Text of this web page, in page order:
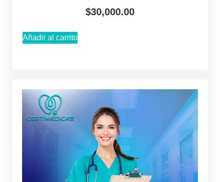
$30,000.00
Añadir al carrito